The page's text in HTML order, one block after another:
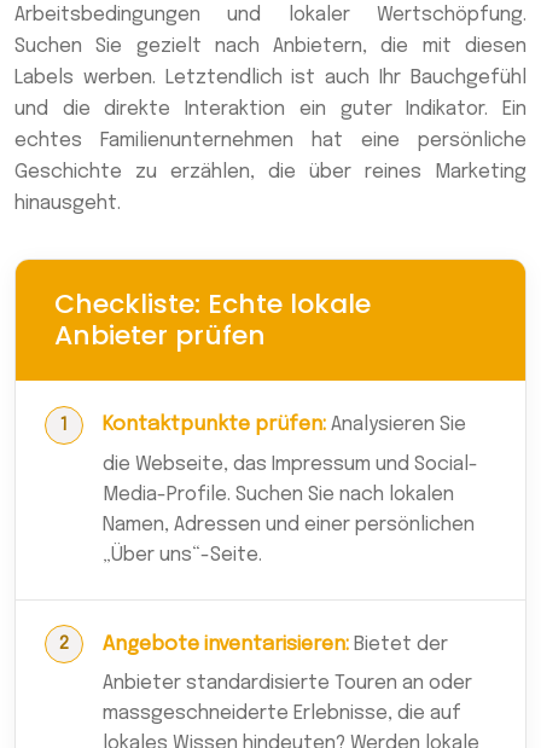
Arbeitsbedingungen und lokaler Wertschöpfung.
Suchen Sie gezielt nach Anbietern, die mit diesen
Labels werben. Letztendlich ist auch Ihr Bauchgefühl
und die direkte Interaktion ein guter Indikator. Ein
echtes Familienunternehmen hat eine persönliche
Geschichte zu erzählen, die über reines Marketing
hinausgeht.
Checkliste: Echte lokale
Anbieter prüfen
Kontaktpunkte prüfen: Analysieren Sie
die Webseite, das Impressum und Social-
Media-Profile. Suchen Sie nach lokalen
Namen, Adressen und einer persönlichen
„Über uns“-Seite.
Angebote inventarisieren: Bietet der
Anbieter standardisierte Touren an oder
massgeschneiderte Erlebnisse, die auf
lokales Wissen hindeuten? Werden lokale